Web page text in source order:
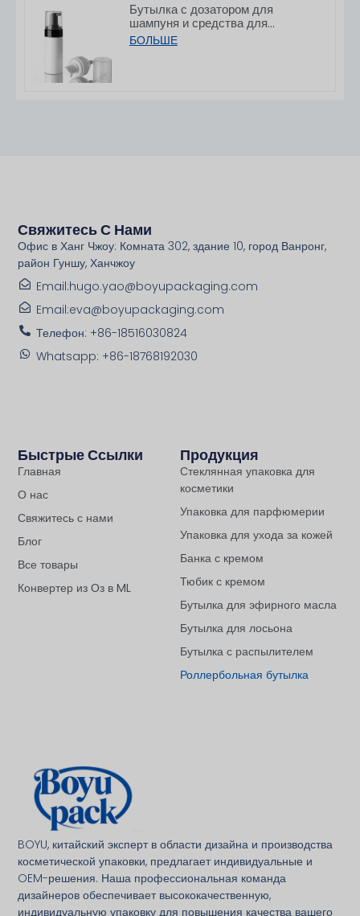
Бутылка с дозатором для
шампуня и средства для
умывания из ПЭТ с плоской
горловиной, 150/200 мл
БОЛЬШЕ
BOYU, китайский эксперт в области дизайна и производства
косметической упаковки, предлагает индивидуальные и
OEM-решения. Наша профессиональная команда
дизайнеров обеспечивает высококачественную,
индивидуальную упаковку для повышения качества вашего
Продукция
Стеклянная упаковка для
косметики
Упаковка для парфюмерии
Упаковка для ухода за кожей
Банка с кремом
Тюбик с кремом
Бутылка для эфирного масла
Бутылка для лосьона
Бутылка с распылителем
Роллербольная бутылка
Быстрые Ссылки
Главная
О нас
Свяжитесь с нами
Блог
Все товары
Конвертер из Оз в ML
Свяжитесь С Нами
Офис в Ханг Чжоу: Комната 302, здание 10, город Ванронг,
район Гуншу, Ханчжоу
Email:hugo.yao@boyupackaging.com
Email:eva@boyupackaging.com
Телефон: +86-18516030824
Whatsapp: +86-18768192030
한국어
العربية
Français